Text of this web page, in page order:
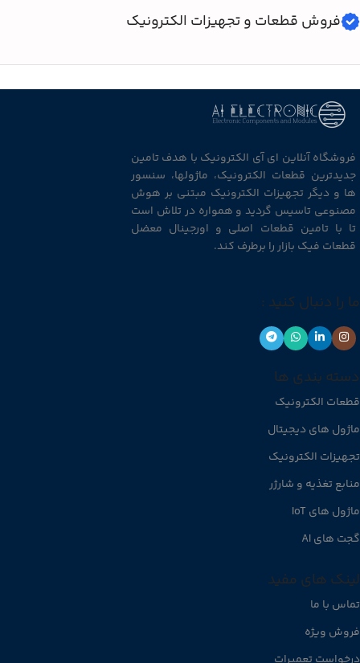
فروش قطعات و تجهیزات الکترونیک
فروشگاه آنلاین ای آی الکترونیک با هدف تامین
جدیدترین قطعات الکترونیک، ماژولها، سنسور
ها و دیگر تجهیزات الکترونیک مبتنی بر هوش
مصنوعی تاسیس گردید و همواره در تلاش است
تا با تامین قطعات اصلی و اورجینال معضل
قطعات فیک بازار را برطرف کند.
ما را دنبال کنید :
دسته بندی ها
قطعات الکترونیک
ماژول های دیجیتال
تجهیزات الکترونیک
منابع تغذیه و شارژر
ماژول های IoT
گجت های AI
لینک های مفید
تماس با ما
فروش ویژه